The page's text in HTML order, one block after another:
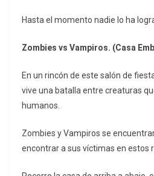
Hasta el momento nadie lo ha
Zombies vs Vampiros. (Casa
En un rincón de este salón de
vive una batalla entre creaturas
humanos.
Zombies y Vampiros se
encontrar a sus víctimas en estos